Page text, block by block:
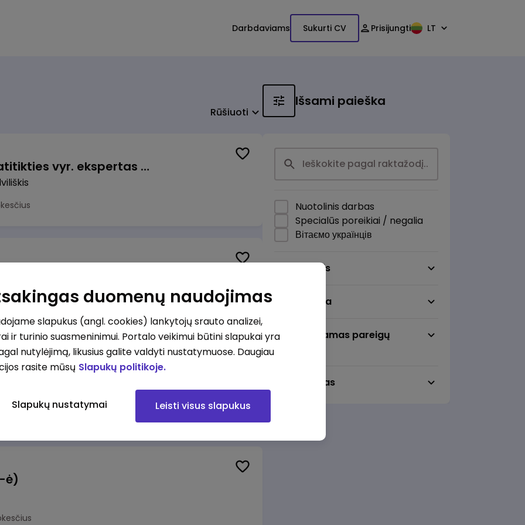
Darbdaviams Sukurti CV Prisijungti LT
Rūšiuoti
Veiklos užtikrinimo ir atitikties vyr. ekspertas (-ė) (Radviliškis) (Radviliškis, LT)
Veiklos užtikrinimo ir atitikties vyr. ekspertas (-ė) (Klaipėda) (Klaipėda, LT)
ė)
Išsami paieška
Nuotolinis darbas
Specialūs poreikiai / negalia
Вітаємо українців
Darbo sritis
Darbo vieta
Pageidaujamas pareigų
Darbo laikas
duomenų naudojimas
slapukus (angl. cookies) lankytojų srauto analizei,
ir turinio suasmeninimui. Portalo veikimui būtini slapukai yra
nutylėjimą, likusius galite valdyti nustatymuose. Daugiau
rasite mūsų Slapukų politikoje.
Slapukų nustatymai Leisti visus slapukus